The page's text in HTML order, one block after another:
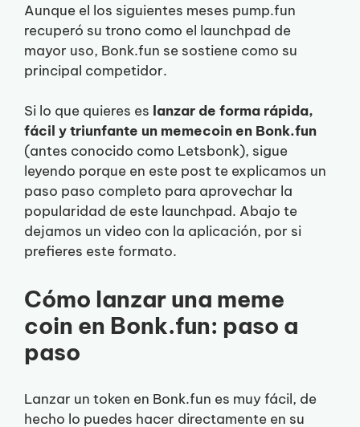
Aunque el los siguientes meses pump.fun
recuperó su trono como el launchpad de
mayor uso, Bonk.fun se sostiene como su
principal competidor.
Si lo que quieres es lanzar de forma rápida,
fácil y triunfante un memecoin en Bonk.fun
(antes conocido como Letsbonk), sigue
leyendo porque en este post te explicamos un
paso paso completo para aprovechar la
popularidad de este launchpad. Abajo te
dejamos un video con la aplicación, por si
prefieres este formato.
Cómo lanzar una meme
coin en Bonk.fun: paso a
paso
Lanzar un token en Bonk.fun es muy fácil, de
hecho lo puedes hacer directamente en su